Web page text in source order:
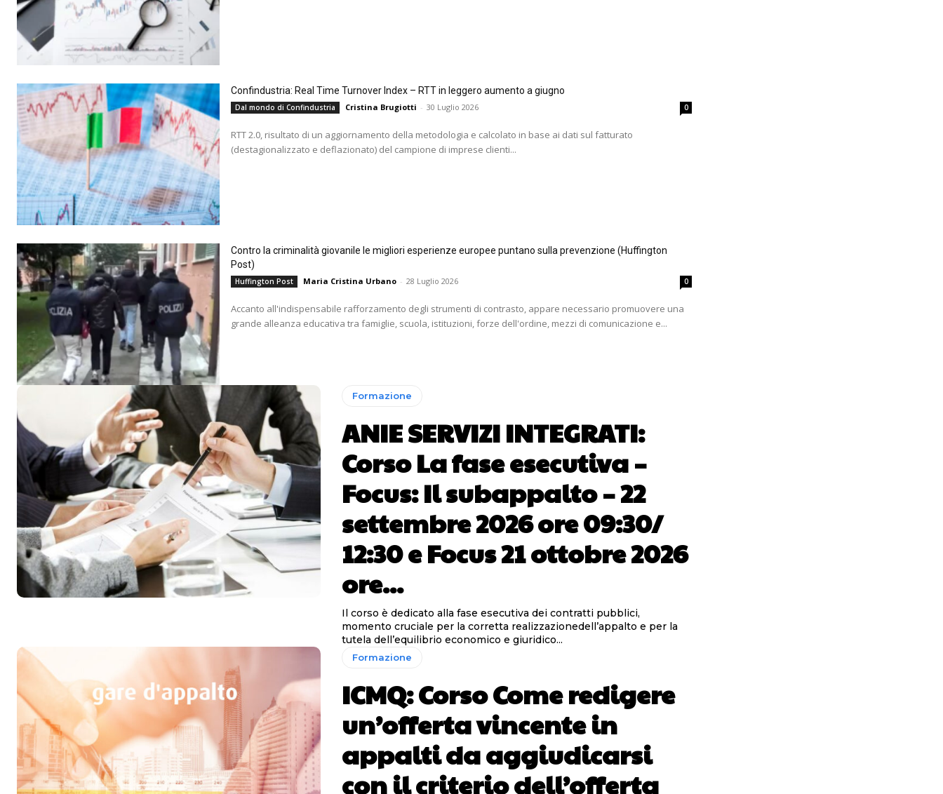
Confindustria: Real Time Turnover Index – RTT in leggero aumento a giugno
Dal mondo di Confindustria Cristina Brugiotti - 30 Luglio 2026 0
RTT 2.0, risultato di un aggiornamento della metodologia e calcolato in base ai dati sul fatturato
(destagionalizzato e deflazionato) del campione di imprese clienti...
Contro la criminalità giovanile le migliori esperienze europee puntano sulla prevenzione (Huffington
Post)
Huffington Post Maria Cristina Urbano - 28 Luglio 2026 0
Accanto all'indispensabile rafforzamento degli strumenti di contrasto, appare necessario promuovere una
grande alleanza educativa tra famiglie, scuola, istituzioni, forze dell'ordine, mezzi di comunicazione e...
Formazione
ANIE SERVIZI INTEGRATI:
Corso La fase esecutiva –
Focus: Il subappalto – 22
settembre 2026 ore 09:30/
12:30 e Focus 21 ottobre 2026
ore...
Il corso è dedicato alla fase esecutiva dei contratti pubblici,
momento cruciale per la corretta realizzazionedell’appalto e per la
tutela dell’equilibrio economico e giuridico...
Formazione
ICMQ: Corso Come redigere
un’offerta vincente in
appalti da aggiudicarsi
con il criterio dell’offerta